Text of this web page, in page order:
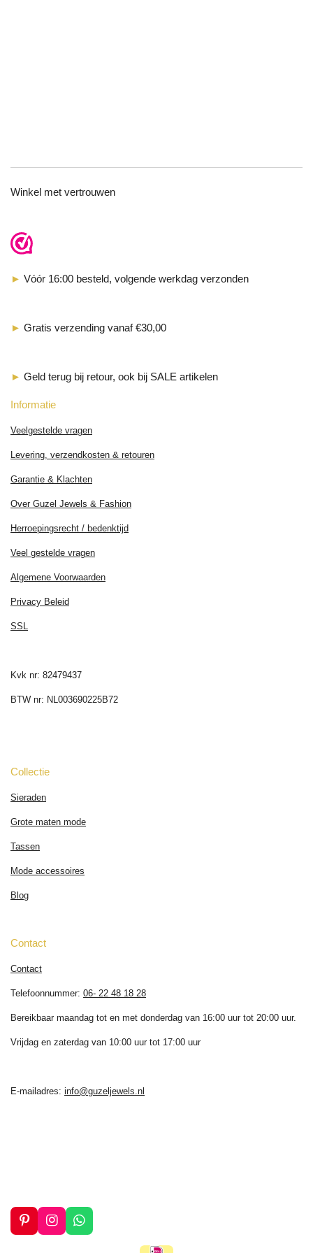
Winkel met vertrouwen
► Vóór 16:00 besteld, volgende werkdag verzonden
► Gratis verzending vanaf €30,00
► Geld terug bij retour, ook bij SALE artikelen
Informatie
Veelgestelde vragen
Levering, verzendkosten & retouren
Garantie & Klachten
Over Guzel Jewels & Fashion
Herroepingsrecht / bedenktijd
Veel gestelde vragen
Algemene Voorwaarden
Privacy Beleid
SSL
Kvk nr: 82479437
BTW nr: NL003690225B72
Collectie
Sieraden
Grote maten mode
Tassen
Mode accessoires
Blog
Contact
Contact
Telefoonnummer: 06- 22 48 18 28
Bereikbaar maandag tot en met donderdag van 16:00 uur tot 20:00 uur.
Vrijdag en zaterdag van 10:00 uur tot 17:00 uur
E-mailadres: info@guzeljewels.nl
P
i
I
n
W
h